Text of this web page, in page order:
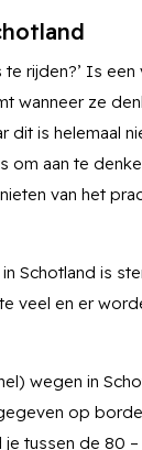
te rijden?’ Is
wanneer ze
dit is helemaal
om aan te
van het
Schotland is
veel en er
wegen in
op
tussen de 80